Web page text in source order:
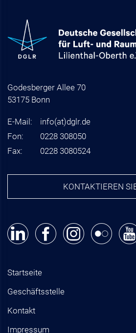
Godesberger Allee 70
53175 Bonn
E-Mail: info(at)dglr.de
Fon:
0228 308050
Fax:
0228 3080524
KONTAKTIEREN
Startseite
Geschäftsstelle
Kontakt
Impressum